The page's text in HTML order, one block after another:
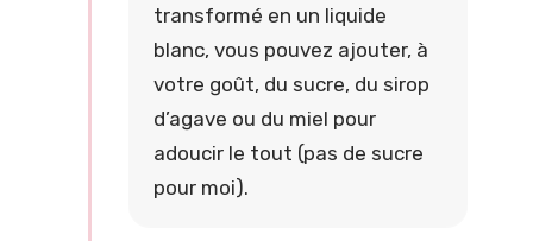
transformé en un liquide
blanc, vous pouvez ajouter, à
votre goût, du sucre, du sirop
d’agave ou du miel pour
adoucir le tout (pas de sucre
pour moi).